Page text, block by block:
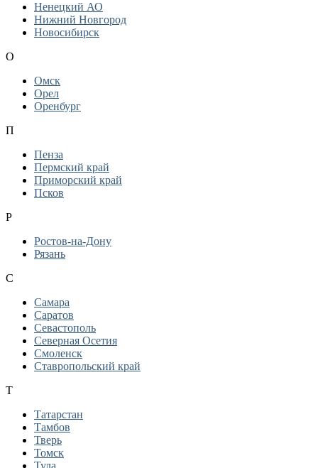
Ненецкий АО
Нижний Новгород
Новосибирск
О
Омск
Орел
Оренбург
П
Пенза
Пермский край
Приморский край
Псков
Р
Ростов-на-Дону
Рязань
С
Самара
Саратов
Севастополь
Северная Осетия
Смоленск
Ставропольский край
Т
Татарстан
Тамбов
Тверь
Томск
Тула